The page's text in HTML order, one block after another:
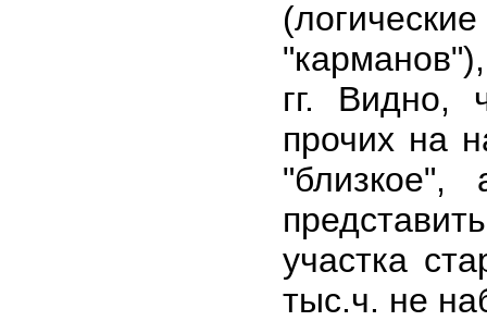
гг. Видно,
прочих на
участка
тыс.ч. не